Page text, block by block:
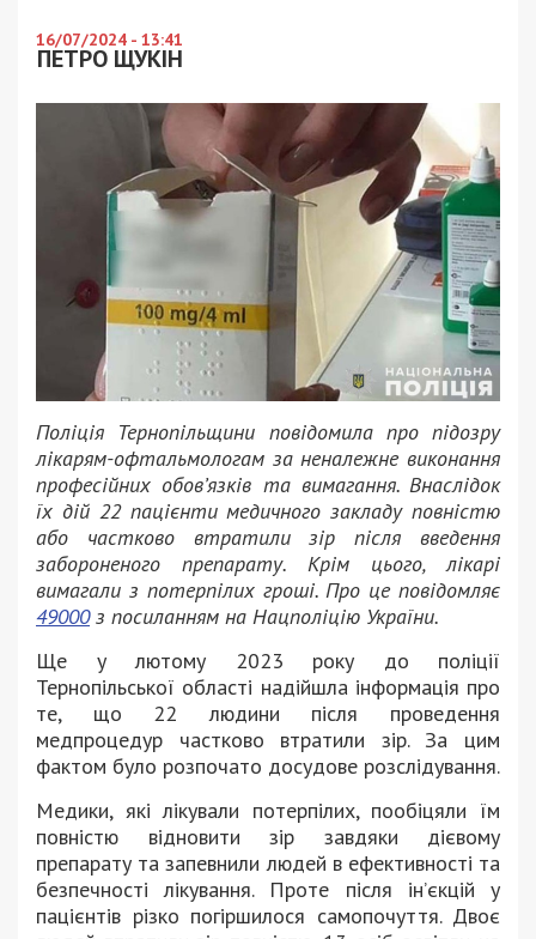
16/07/2024 - 13:41
ПЕТРО ЩУКІН
Поліція Тернопільщини повідомила про підозру
лікарям-офтальмологам за неналежне виконання
професійних обов’язків та вимагання. Внаслідок
їх дій 22 пацієнти медичного закладу повністю
або частково втратили зір після введення
забороненого препарату. Крім цього, лікарі
вимагали з потерпілих гроші. Про це повідомляє
49000з посиланням на Нацполіцію України.
Ще у лютому 2023 року до поліції
Тернопільської області надійшла інформація про
те, що 22 людини після проведення
медпроцедур частково втратили зір. За цим
фактом було розпочато досудове розслідування.
Медики, які лікували потерпілих, пообіцяли їм
повністю відновити зір завдяки дієвому
препарату та запевнили людей в ефективності та
безпечності лікування. Проте після ін’єкцій у
пацієнтів різко погіршилося самопочуття. Двоє